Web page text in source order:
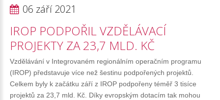
06 září 2021
IROP PODPOŘILVZDĚLÁVACÍ
PROJEKTY ZA 23,7 MLD. KČ
Vzdělávání v Integrovaném regionálním operačním programu
(IROP) představuje více než šestinu podpořených projektů.
Celkem byly k začátku září z IROP podpořeny téměř 3 tisíce
projektů za 23,7 mld. Kč. Díky evropským dotacím tak mohou